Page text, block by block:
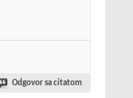
Odgovor sa citatom